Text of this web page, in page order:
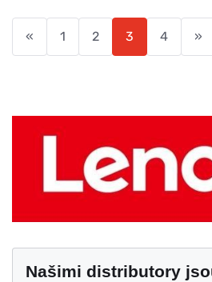
« 1 2 3 4 »
Našimi distributory